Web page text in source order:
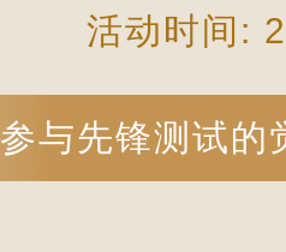
活动时间:
参与先锋测试的